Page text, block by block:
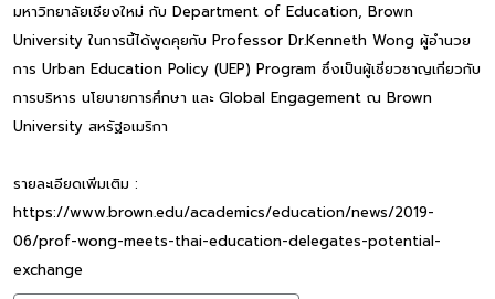
มหาวิทยาลัยเชียงใหม่ กับ Department of Education, Brown
University ในการนี้ได้พูดคุยกับ Professor Dr.Kenneth Wong ผู้อำนวย
การ Urban Education Policy (UEP) Program ซึ่งเป็นผู้เชี่ยวชาญเกี่ยวกับ
การบริหาร นโยบายการศึกษา และ Global Engagement ณ Brown
University สหรัฐอเมริกา
รายละเอียดเพิ่มเติม :
https://www.brown.edu/academics/education/news/2019-
06/prof-wong-meets-thai-education-delegates-potential-
exchange